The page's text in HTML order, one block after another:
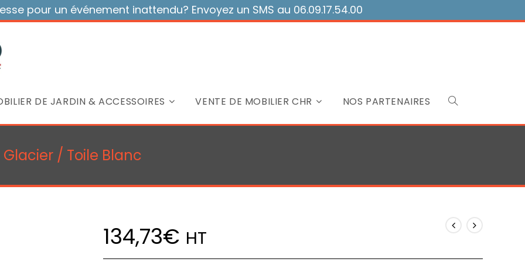
pour un événement inattendu? Envoyez un SMS au 06.09.17.54.00
DE JARDIN & ACCESSOIRES VENTE DE MOBILIER CHR NOS PARTENAIRES Toggle
search
Glacier / Toile Blanc
134,73€ HT